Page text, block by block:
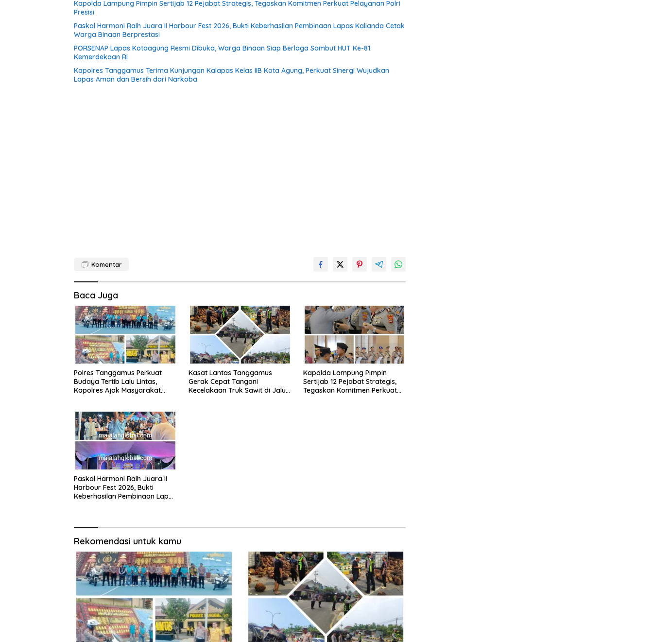
Kapolda Lampung Pimpin Sertijab 12 Pejabat Strategis, Tegaskan Komitmen Perkuat Pelayanan Polri
Presisi
Paskal Harmoni Raih Juara II Harbour Fest 2026, Bukti Keberhasilan Pembinaan Lapas Kalianda Cetak
Warga Binaan Berprestasi
PORSENAP Lapas Kotaagung Resmi Dibuka, Warga Binaan Siap Berlaga Sambut HUT Ke-81
Kemerdekaan RI
Kapolres Tanggamus Terima Kunjungan Kalapas Kelas IIB Kota Agung, Perkuat Sinergi Wujudkan
Lapas Aman dan Bersih dari Narkoba
Komentar
Baca Juga
Polres Tanggamus Perkuat
Budaya Tertib Lalu Lintas,
Kapolres Ajak Masyarakat
Lampung Presisi
Kasat Lantas Tanggamus
Gerak Cepat Tangani
Kecelakaan Truk Sawit di Jalur
Kapolda Lampung Pimpin
Sertijab 12 Pejabat Strategis,
Tegaskan Komitmen Perkuat
Paskal Harmoni Raih Juara II
Harbour Fest 2026, Bukti
Keberhasilan Pembinaan Lapas
Rekomendasi untuk kamu